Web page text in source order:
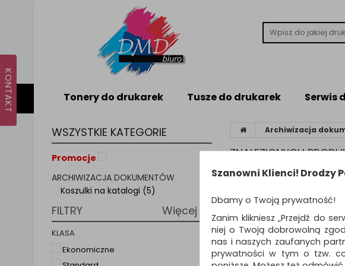
Tonery do drukarek Tusze do drukarek Serwis
WSZYSTKIE KATEGORIE
Promocje
ARCHIWIZACJA DOKUMENTÓW
Koszulki na katalogi (5)
FILTRY Więcej
KLASA
Ekonomiczne
Archiwizacja
ZNALEZIONYCH
Specjalnekoszulki na
inwentaryzatorów oraz w
Wykonana z twardego
Transparentny front
perforacją przystosowaną
Szanowni Klienci! Drodzy
Dbamy o Twoją prywatność!
Zanim klikniesz „Przejdź do
niej o Twoją dobrowolną
nas i naszych zaufanych
prywatności w tym o tzw.